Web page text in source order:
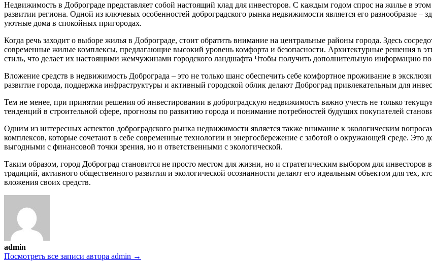
Недвижимость в Доброграде представляет собой настоящий клад для инвесторов. С каждым годом спрос на жилье в
развитии региона. Одной из ключевых особенностей доброградского рынка недвижимости является его разнообразие –
уютные дома в спокойных пригородах.
Когда речь заходит о выборе жилья в Доброграде, стоит обратить внимание на центральные районы города. Здесь
современные жилые комплексы, предлагающие высокий уровень комфорта и безопасности. Архитектурные решения в
стиль, что делает их настоящими жемчужинами городского ландшафта Чтобы получить дополнительную информацию
Вложение средств в недвижимость Доброграда – это не только шанс обеспечить себе комфортное проживание в
развитие города, поддержка инфраструктуры и активный городской облик делают Доброград привлекательным для
Тем не менее, при принятии решения об инвестировании в доброградскую недвижимость важно учесть не только
тенденций в строительной сфере, прогнозы по развитию города и понимание потребностей будущих покупателей
Одним из интересных аспектов доброградского рынка недвижимости является также внимание к экологическим
комплексов, которые сочетают в себе современные технологии и энергосбережение с заботой о окружающей среде. Это
выгодными с финансовой точки зрения, но и ответственными с экологической.
Таким образом, город Доброград становится не просто местом для жизни, но и стратегическим выбором для
традиций, активного общественного развития и экологической осознанности делают его идеальным объектом для тех,
вложения своих средств.
admin
Посмотреть все записи автора admin →